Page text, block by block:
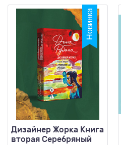
Дизайнер Жорка Книга
вторая Серебряный